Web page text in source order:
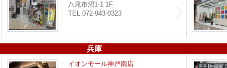
八尾市沼1-1 1F
TEL.072-943-0323
兵庫
つかしん尼崎店
イオンモール神戸南店